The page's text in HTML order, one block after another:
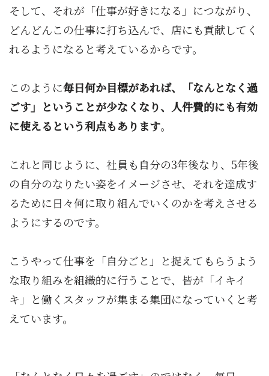
そして、それが「仕事が好きになる」につながり、
どんどんこの仕事に打ち込んで、店にも貢献してく
れるようになると考えているからです。
このように毎日何か目標があれば、「なんとなく過
ごす」ということが少なくなり、人件費的にも有効
に使えるという利点もあります。
これと同じように、社員も自分の3年後なり、5年後
の自分のなりたい姿をイメージさせ、それを達成す
るために日々何に取り組んでいくのかを考えさせる
ようにするのです。
こうやって仕事を「自分ごと」と捉えてもらうよう
な取り組みを組織的に行うことで、皆が「イキイ
キ」と働くスタッフが集まる集団になっていくと考
えています。